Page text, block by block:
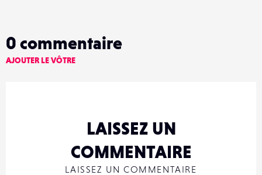
0 commentaire
AJOUTER LE VÔTRE
LAISSEZ UN
COMMENTAIRE
LAISSEZ UN COMMENTAIRE